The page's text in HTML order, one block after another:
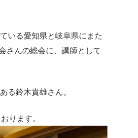
いる愛知県と岐阜県にまた
さんの総会に、講師として
る鈴木貴雄さん。
ります。